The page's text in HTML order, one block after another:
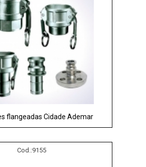
flangeadas Cidade Ademar
Cod.:9155